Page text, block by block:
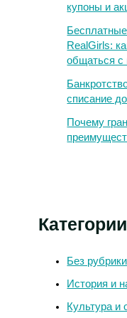
купоны и
RealGirls:
общаться
списание
Почему
Категории
Без рубрики
История и
Культура и